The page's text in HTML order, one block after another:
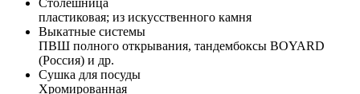
пластиковая; из искусственного камня
Выкатные системы
ПВШ полного открывания, тандембоксы BOYARD
(Россия) и др.
Сушка для посуды
Хромированная